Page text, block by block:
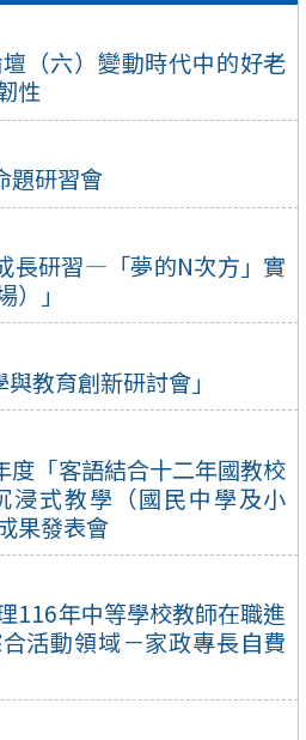
（六）變動時代中的好老
性
題研習會
長研習—「夢的N次方」實
」
教育創新研討會」
度「客語結合十二年國教校
浸式教學（國民中學及小
果發表會
116年中等學校教師在職進
活動領域－家政專長自費